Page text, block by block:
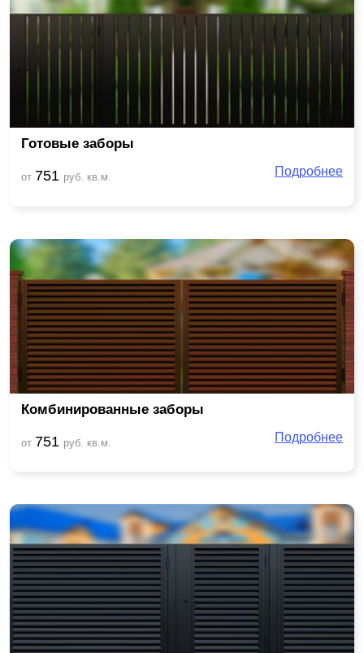
Готовые заборы
от 751 руб. кв.м. Подробнее
Комбинированные заборы
от 751 руб. кв.м. Подробнее